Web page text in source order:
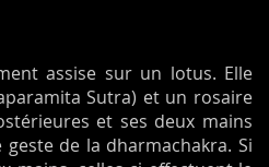
assise sur un lotus. Elle
Sutra) et un rosaire
et ses deux mains
de la dharmachakra. Si